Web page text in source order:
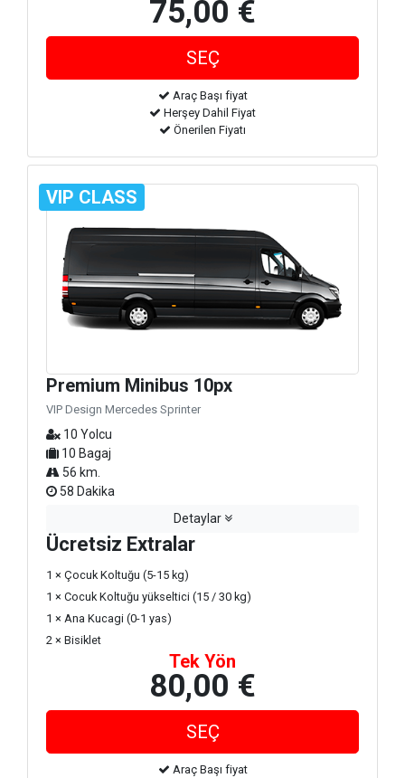
75,00 €
Araç Başı fiyat
Herşey Dahil Fiyat
Önerilen Fiyatı
VIP CLASS
Premium Minibus 10px
VIP Design Mercedes Sprinter
10 Yolcu
10 Bagaj
56 km.
58 Dakika
Detaylar
Ücretsiz Extralar
1 × Çocuk Koltuğu (5-15 kg)
1 × Cocuk Koltuğu yükseltici (15 / 30 kg)
1 × Ana Kucagi (0-1 yas)
2 × Bisiklet
Tek Yön
80,00 €
Araç Başı fiyat